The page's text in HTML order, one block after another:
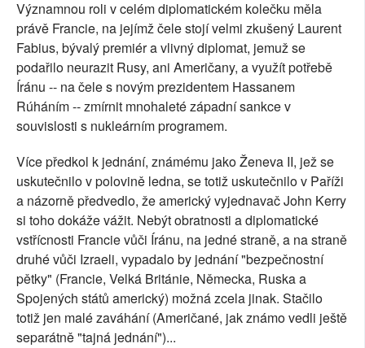
Významnou roli v celém diplomatickém kolečku měla
právě Francie, na jejímž čele stojí velmi zkušený Laurent
Fabius, bývalý premiér a vlivný diplomat, jemuž se
podařilo neurazit Rusy, ani Američany, a využít potřebě
Íránu -- na čele s novým prezidentem Hassanem
Rúháním -- zmírnit mnohaleté západní sankce v
souvislosti s nukleárním programem.
Více předkol k jednání, známému jako Ženeva II, jež se
uskutečnilo v polovině ledna, se totiž uskutečnilo v Paříži
a názorně předvedlo, že americký vyjednavač John Kerry
si toho dokáže vážit. Nebýt obratnosti a diplomatické
vstřícnosti Francie vůči Íránu, na jedné straně, a na straně
druhé vůči Izraeli, vypadalo by jednání "bezpečnostní
pětky" (Francie, Velká Británie, Německa, Ruska a
Spojených států americký) možná zcela jinak. Stačilo
totiž jen malé zaváhání (Američané, jak známo vedli ještě
separátně "tajná jednání")...